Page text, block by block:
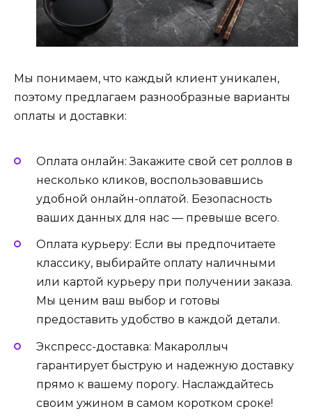
Мы понимаем, что каждый клиент уникален,
поэтому предлагаем разнообразные варианты
оплаты и доставки:
Оплата онлайн: Закажите свой сет роллов в
несколько кликов, воспользовавшись
удобной онлайн-оплатой. Безопасность
ваших данных для нас — превыше всего.
Оплата курьеру: Если вы предпочитаете
классику, выбирайте оплату наличными
или картой курьеру при получении заказа.
Мы ценим ваш выбор и готовы
предоставить удобство в каждой детали.
Экспресс-доставка: Макароллыч
гарантирует быструю и надежную доставку
прямо к вашему порогу. Наслаждайтесь
своим ужином в самом коротком сроке!